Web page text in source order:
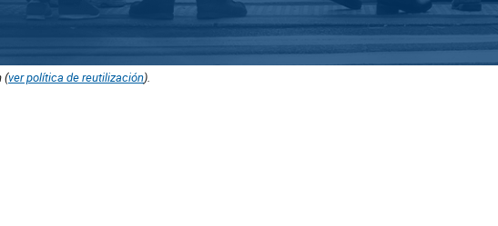
(ver política de reutilización).